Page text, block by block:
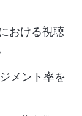
おける視聴
メント率を